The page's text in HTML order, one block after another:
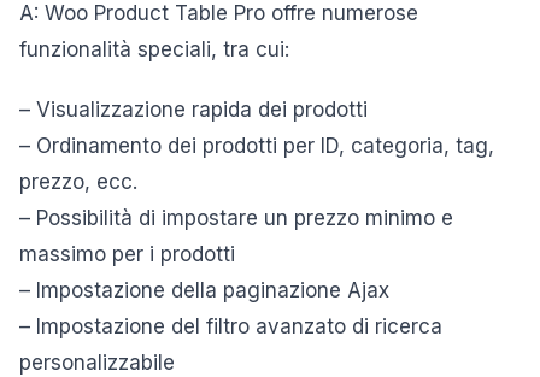
A: Woo Product Table Pro offre numerose
funzionalità speciali, tra cui:
– Visualizzazione rapida dei prodotti
– Ordinamento dei prodotti per ID, categoria, tag,
prezzo, ecc.
– Possibilità di impostare un prezzo minimo e
massimo per i prodotti
– Impostazione della paginazione Ajax
– Impostazione del filtro avanzato di ricerca
personalizzabile